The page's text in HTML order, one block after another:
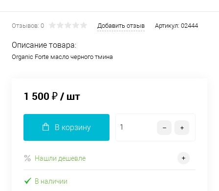
Отзывов: 0 Добавить отзыв Артикул: 02444
Описание товара:
Оrganic Forte масло черного тмина
1 500 ₽/ шт
В корзину
Нашли дешевле
В наличии